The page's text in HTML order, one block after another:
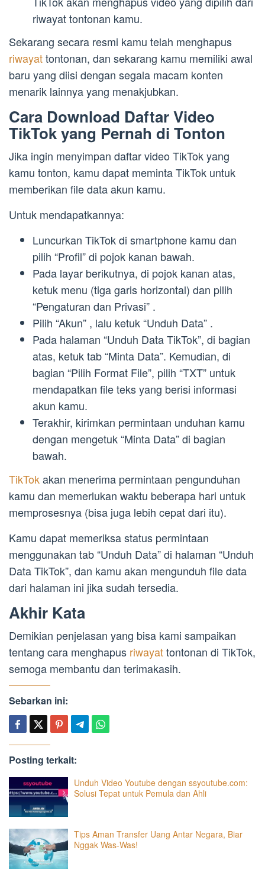
riwayat tontonan kamu.
Sekarang secara resmi kamu telah menghapus
riwayattontonan, dan sekarang kamu memiliki awal
baru yang diisi dengan segala macam konten
menarik lainnya yang menakjubkan.
Cara Download Daftar Video
TikTok yang Pernah di Tonton
Jika ingin menyimpan daftar video TikTok yang
kamu tonton, kamu dapat meminta TikTok untuk
memberikan file data akun kamu.
Untuk mendapatkannya:
Luncurkan TikTok di smartphone kamu dan
pilih “Profil” di pojok kanan bawah.
Pada layar berikutnya, di pojok kanan atas,
ketuk menu (tiga garis horizontal) dan pilih
“Pengaturan dan Privasi” .
Pilih “Akun” , lalu ketuk “Unduh Data” .
Pada halaman “Unduh Data TikTok”, di bagian
atas, ketuk tab “Minta Data”. Kemudian, di
bagian “Pilih Format File”, pilih “TXT” untuk
mendapatkan file teks yang berisi informasi
akun kamu.
Terakhir, kirimkan permintaan unduhan kamu
dengan mengetuk “Minta Data” di bagian
bawah.
TikTokakan menerima permintaan pengunduhan
kamu dan memerlukan waktu beberapa hari untuk
memprosesnya (bisa juga lebih cepat dari itu).
Kamu dapat memeriksa status permintaan
menggunakan tab “Unduh Data” di halaman “Unduh
Data TikTok”, dan kamu akan mengunduh file data
dari halaman ini jika sudah tersedia.
Akhir Kata
Demikian penjelasan yang bisa kami sampaikan
tentang cara menghapus riwayattontonan di TikTok,
semoga membantu dan terimakasih.
Sebarkan ini:
Posting terkait:
Unduh Video Youtube dengan ssyoutube.com:
Solusi Tepat untuk Pemula dan Ahli
Tips Aman Transfer Uang Antar Negara, Biar
Nggak Was-Was!